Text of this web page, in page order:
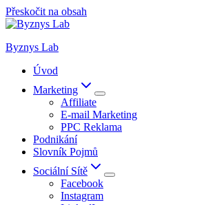
Přeskočit na obsah
Byznys Lab
Úvod
Marketing
Affiliate
E-mail Marketing
PPC Reklama
Podnikání
Slovník Pojmů
Sociální Sítě
Facebook
Instagram